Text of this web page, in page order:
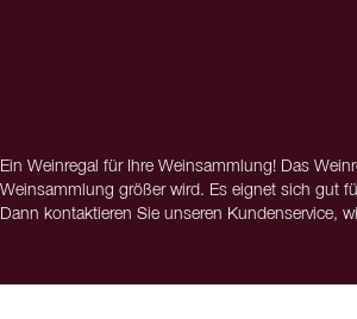
Ein Weinregal für Ihre Weinsammlung! Das
Weinsammlung größer wird. Es eignet sich gut
Dann kontaktieren Sie unseren Kundenservice,